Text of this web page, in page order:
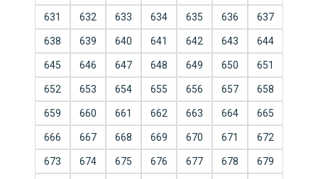
631 632 633 634 635 636 637
638 639 640 641 642 643 644
645 646 647 648 649 650 651
652 653 654 655 656 657 658
659 660 661 662 663 664 665
666 667 668 669 670 671 672
673 674 675 676 677 678 679